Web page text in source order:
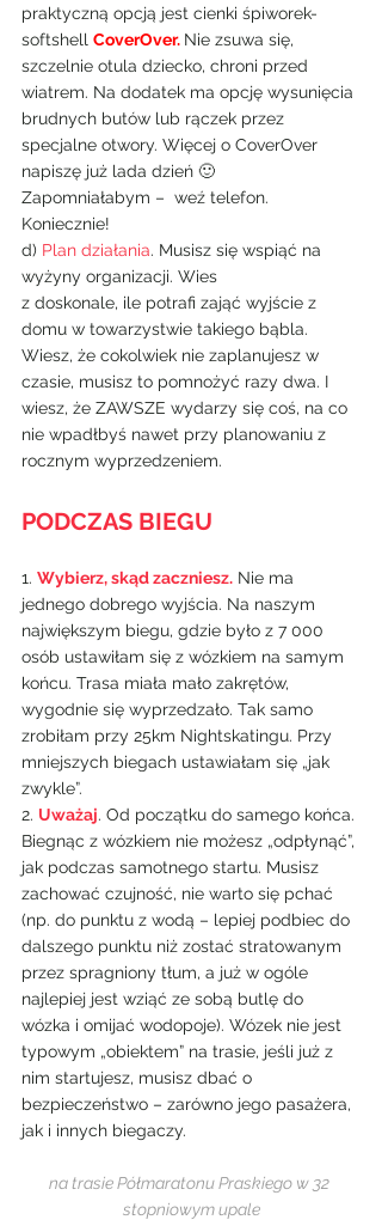
praktyczną opcją jest cienki śpiworek-
softshell CoverOver. Nie zsuwa się,
szczelnie otula dziecko, chroni przed
wiatrem. Na dodatek ma opcję wysunięcia
brudnych butów lub rączek przez
specjalne otwory. Więcej o CoverOver
napiszę już lada dzień 🙂
Zapomniałabym –  weź telefon.
Koniecznie!
d) Plan działania. Musisz się wspiąć na
wyżyny organizacji. Wies
z doskonale, ile potrafi zająć wyjście z
domu w towarzystwie takiego bąbla.
Wiesz, że cokolwiek nie zaplanujesz w
czasie, musisz to pomnożyć razy dwa. I
wiesz, że ZAWSZE wydarzy się coś, na co
nie wpadłbyś nawet przy planowaniu z
rocznym wyprzedzeniem.
PODCZAS BIEGU
1. Wybierz, skąd zaczniesz. Nie ma
jednego dobrego wyjścia. Na naszym
największym biegu, gdzie było z 7 000
osób ustawiłam się z wózkiem na samym
końcu. Trasa miała mało zakrętów,
wygodnie się wyprzedzało. Tak samo
zrobiłam przy 25km Nightskatingu. Przy
mniejszych biegach ustawiałam się „jak
zwykle”.
2. Uważaj. Od początku do samego końca.
Biegnąc z wózkiem nie możesz „odpłynąć”,
jak podczas samotnego startu. Musisz
zachować czujność, nie warto się pchać
(np. do punktu z wodą – lepiej podbiec do
dalszego punktu niż zostać stratowanym
przez spragniony tłum, a już w ogóle
najlepiej jest wziąć ze sobą butlę do
wózka i omijać wodopoje). Wózek nie jest
typowym „obiektem” na trasie, jeśli już z
nim startujesz, musisz dbać o
bezpieczeństwo – zarówno jego pasażera,
jak i innych biegaczy.
na trasie Półmaratonu Praskiego w 32
stopniowym upale